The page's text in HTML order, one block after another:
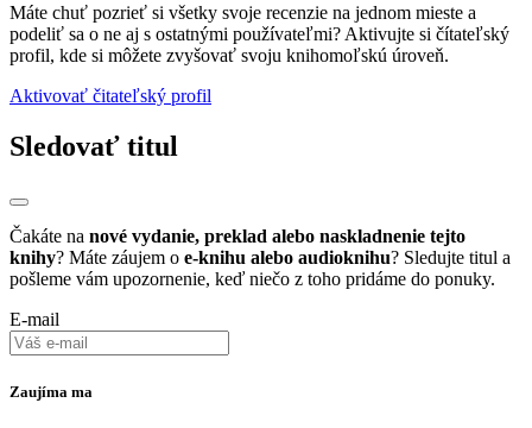
Máte chuť pozrieť si všetky svoje recenzie na jednom mieste a
podeliť sa o ne aj s ostatnými používateľmi? Aktivujte si čítateľský
profil, kde si môžete zvyšovať svoju knihomoľskú úroveň.
Aktivovať čitateľský profil
Sledovať titul
Čakáte na nové vydanie, preklad alebo naskladnenie tejto
knihy? Máte záujem o e-knihu alebo audioknihu? Sledujte titul a
pošleme vám upozornenie, keď niečo z toho pridáme do ponuky.
E-mail
Zaujíma ma